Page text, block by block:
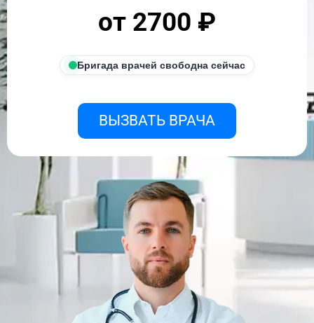
от 2700 ₽
Бригада врачей свободна сейчас
ВЫЗВАТЬ ВРАЧА